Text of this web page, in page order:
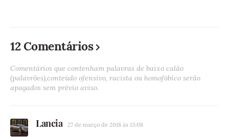
12 Comentários
Comentários que contenham palavras de baixo calão
(palavrões),conteúdo ofensivo, racista ou homofóbico serão
apagados sem prévio aviso.
Lancia 27 de março de 2018 às 13:08